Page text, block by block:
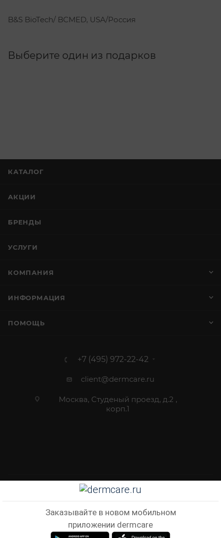
B&S BioTech/ BCMED, USA/Россия
Выберите один из подарков
КАТАЛОГ
АКЦИИ
БРЕНДЫ
УСЛУГИ
КОМПАНИЯ
ИНФОРМАЦИЯ
ПОМОЩЬ
+7 (495) 972-22-42
client@dermcare.ru
Москва, Студеный проезд, д.2 ,
корп.1
2012 - 2026 © Dermcare.ru - интернет-магазин косметики
Заказывайте в новом мобильном
приложении dermcare